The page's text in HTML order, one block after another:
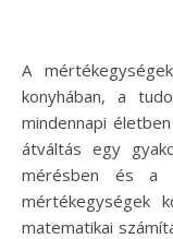
A mértékegységek közötti váltás sokszor felmerül a
konyhában, a
mindennapi
átváltás egy
mérésben és a
mértékegységek
matematikai